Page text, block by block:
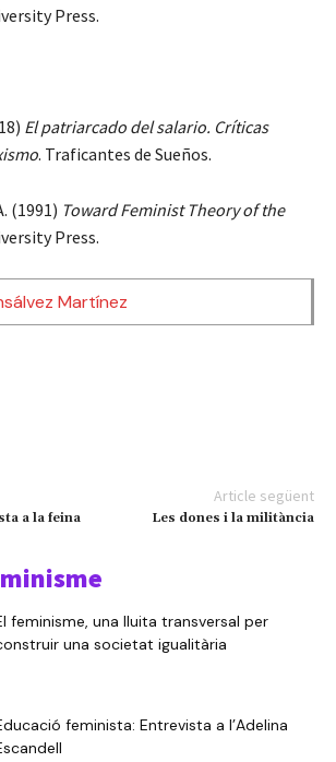
Press.
El patriarcado del salario. Críticas
. Traficantes de Sueños.
(1991) Toward Feminist Theory of the
Press.
Martínez
a la feina
Article següent
Les dones i la militància
feminisme, una lluita transversal per
una societat igualitària
feminista: Entrevista a l’Adelina